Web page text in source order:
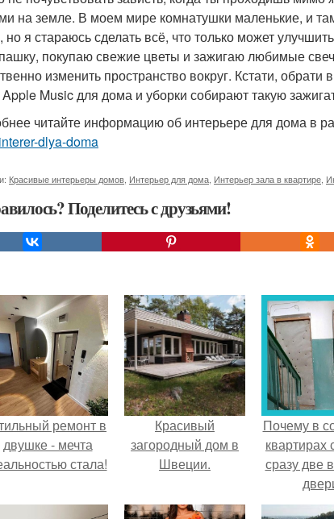
на земле. В моем мире комнатушки маленькие, и
но я стараюсь сделать всё, что только может
покупаю свежие цветы и зажигаю любимые
изменить пространство вокруг. Кстати,
Music для дома и уборки собирают такую
читайте информацию об интерьере для дома в
dlya-doma
Красивые интерьеры домов Интерьер для дома Интерьер зала в квартире
Поделитесь с друзьями!
ремонт в
двушке - мечта
стала!
Красивый
загородный дом в
Швеции.
Почему в
квартирах
сразу две